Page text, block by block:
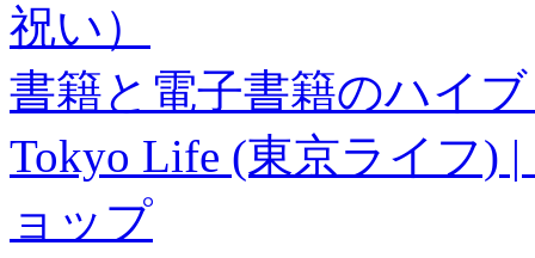
祝い）
書籍と電子書籍のハイ
Tokyo Life (東京ライフ)
ョップ